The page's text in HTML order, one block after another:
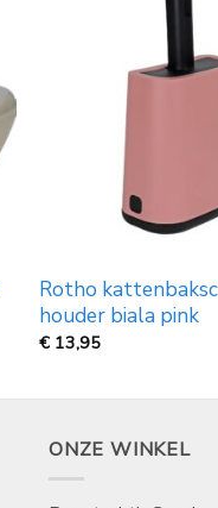
Rotho
houder biala pink
€ 13,95
ONZE WINKEL